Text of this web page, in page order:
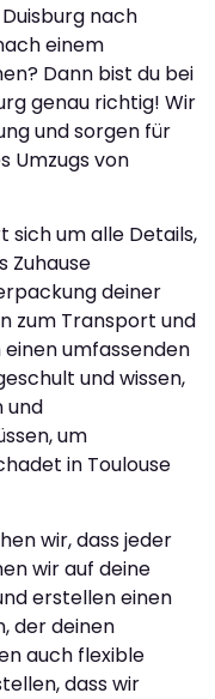
nach
einem
Dann bist du bei
genau richtig! Wir
und sorgen für
Umzugs von
sich um alle Details,
Zuhause
deiner
zum Transport und
umfassenden
und wissen,
und
um
in Toulouse
wir, dass jeder
wir auf deine
erstellen einen
der deinen
auch flexible
dass wir